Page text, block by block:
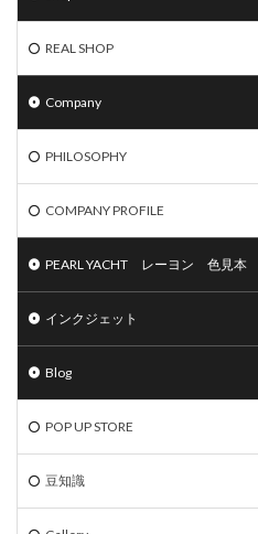
REAL SHOP
Company
PHILOSOPHY
COMPANY PROFILE
PEARL YACHT レーヨン 色見本
インクジェット
Blog
POP UP STORE
豆知識